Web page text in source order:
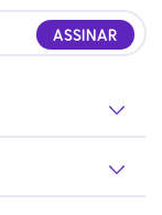
ASSINAR